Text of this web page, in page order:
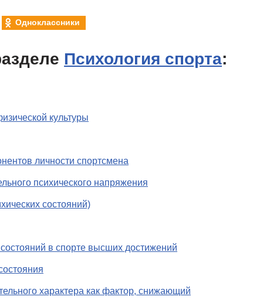
Одноклассники
Психология спорта:
культуры
личности спортсмена
психического напряжения
состояний)
в спорте высших достижений
характера как фактор, снижающий